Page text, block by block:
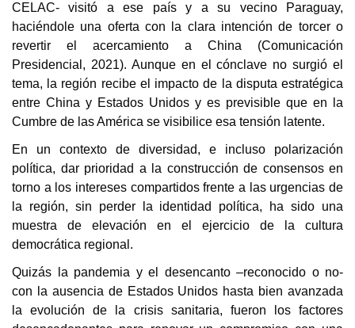
CELAC- visitó a ese país y a su vecino Paraguay,
haciéndole una oferta con la clara intención de torcer o
revertir el acercamiento a China (Comunicación
Presidencial, 2021). Aunque en el cónclave no surgió el
tema, la región recibe el impacto de la disputa estratégica
entre China y Estados Unidos y es previsible que en la
Cumbre de las América se visibilice esa tensión latente.
En un contexto de diversidad, e incluso polarización
política, dar prioridad a la construcción de consensos en
torno a los intereses compartidos frente a las urgencias de
la región, sin perder la identidad política, ha sido una
muestra de elevación en el ejercicio de la cultura
democrática regional.
Quizás la pandemia y el desencanto –reconocido o no-
con la ausencia de Estados Unidos hasta bien avanzada
la evolución de la crisis sanitaria, fueron los factores